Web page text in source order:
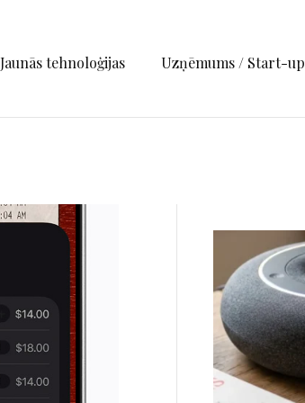
Jaunās tehnoloģijas Uzņēmums / Start-up